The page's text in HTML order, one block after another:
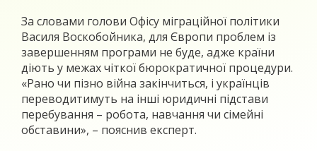
За словами голови Офісу міграційної політики
Василя Воскобойника, для Європи проблем із
завершенням програми не буде, адже країни
діють у межах чіткої бюрократичної процедури.
«Рано чи пізно війна закінчиться, і українців
переводитимуть на інші юридичні підстави
перебування – робота, навчання чи сімейні
обставини», – пояснив експерт.